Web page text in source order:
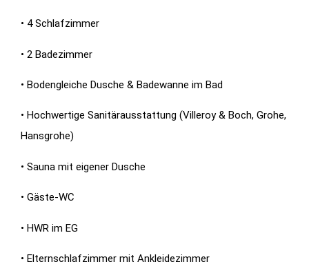
• 4 Schlafzimmer
• 2 Badezimmer
• Bodengleiche Dusche & Badewanne im Bad
• Hochwertige Sanitärausstattung (Villeroy & Boch, Grohe,
Hansgrohe)
• Sauna mit eigener Dusche
• Gäste-WC
• HWR im EG
• Elternschlafzimmer mit Ankleidezimmer